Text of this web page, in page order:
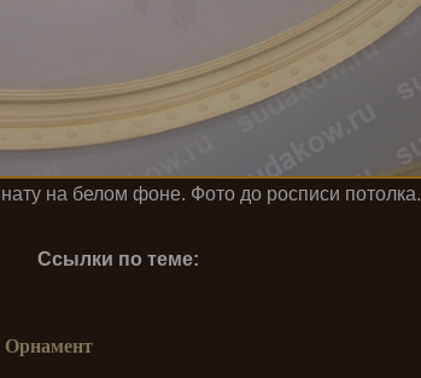
на белом фоне. Фото до росписи потолка.
Ссылки по теме:
Орнамент